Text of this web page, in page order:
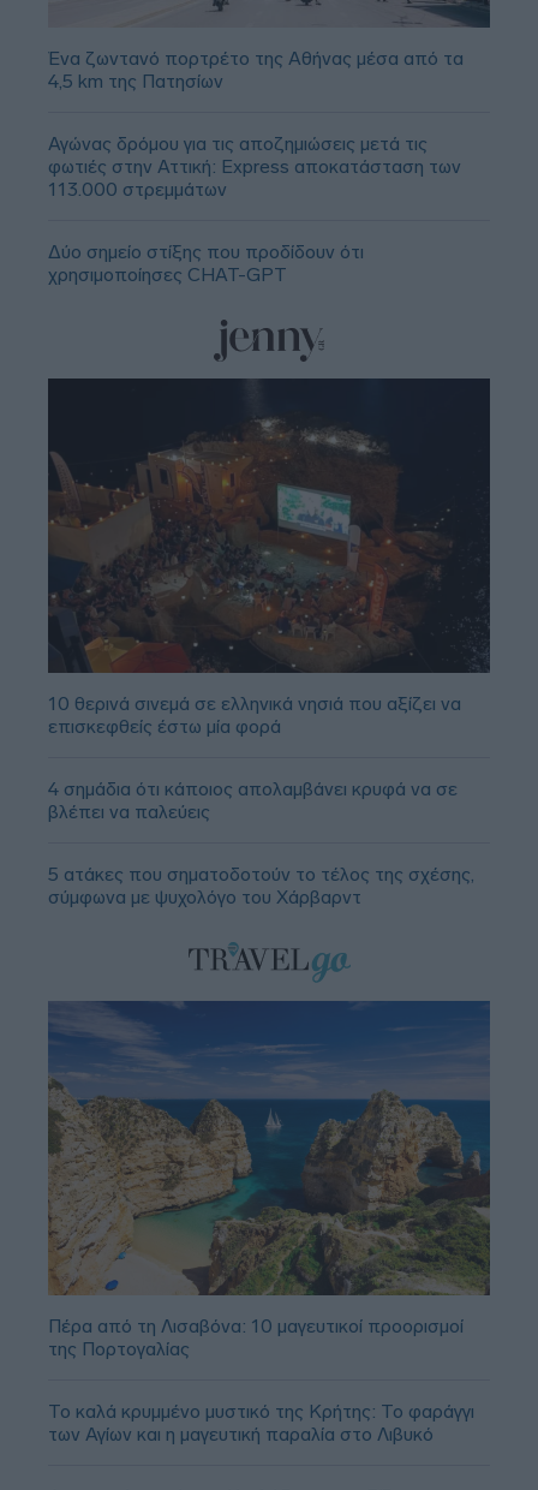
Ένα ζωντανό πορτρέτο της Αθήνας μέσα από τα
4,5 km της Πατησίων
Αγώνας δρόμου για τις αποζημιώσεις μετά τις
φωτιές στην Αττική: Express αποκατάσταση των
113.000 στρεμμάτων
Δύο σημείο στίξης που προδίδουν ότι
χρησιμοποίησες CHAT-GPT
10 θερινά σινεμά σε ελληνικά νησιά που αξίζει να
επισκεφθείς έστω μία φορά
4 σημάδια ότι κάποιος απολαμβάνει κρυφά να σε
βλέπει να παλεύεις
5 ατάκες που σηματοδοτούν το τέλος της σχέσης,
σύμφωνα με ψυχολόγο του Χάρβαρντ
Πέρα από τη Λισαβόνα: 10 μαγευτικοί προορισμοί
της Πορτογαλίας
Το καλά κρυμμένο μυστικό της Κρήτης: Το φαράγγι
των Αγίων και η μαγευτική παραλία στο Λιβυκό